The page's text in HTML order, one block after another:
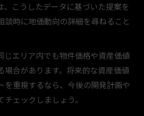
、こうしたデータに基づいた提案を
談時に地価動向の詳細を尋ねること
じエリア内でも物件価格や資産価値
場合があります。将来的な資産価値
を重視するなら、今後の開発計画や
ェックしましょう。